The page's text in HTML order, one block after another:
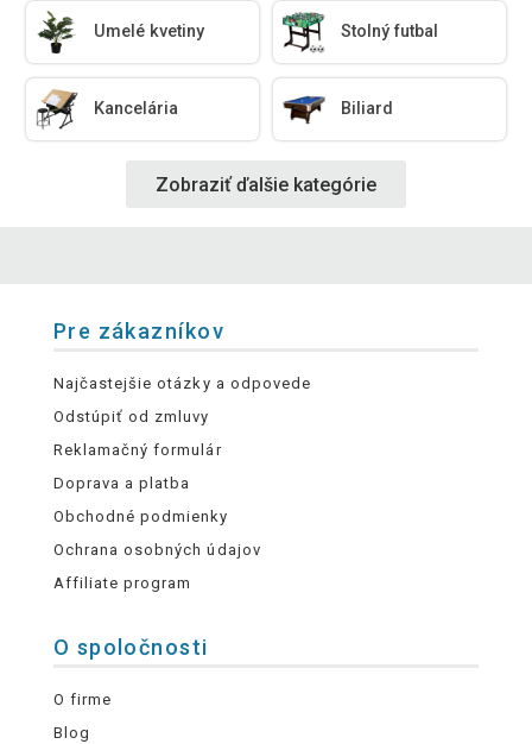
Umelé kvetiny Stolný futbal
Kancelária Biliard
Zobraziť ďalšie kategórie
Pre zákazníkov
Najčastejšie otázky a odpovede
Odstúpiť od zmluvy
Reklamačný formulár
Doprava a platba
Obchodné podmienky
Ochrana osobných údajov
Affiliate program
O spoločnosti
O firme
Blog